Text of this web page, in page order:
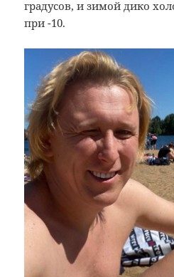
градусов, и зимой дико
при -10.